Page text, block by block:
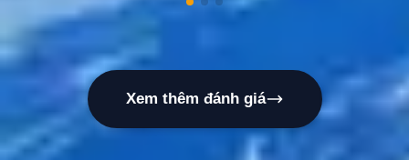
Xem thêm đánh giá